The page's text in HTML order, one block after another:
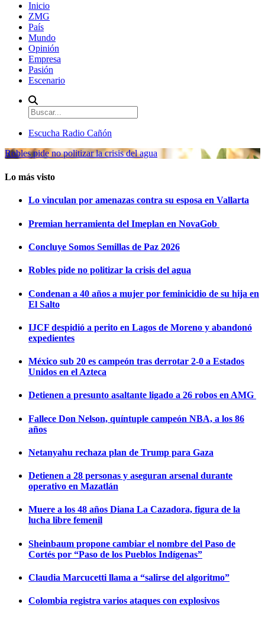
Inicio
ZMG
País
Mundo
Opinión
Empresa
Pasión
Escenario
Escucha Radio Cañón
Robles pide no politizar la crisis del agua
Lo más visto
Lo vinculan por amenazas contra su esposa en Vallarta
Premian herramienta del Imeplan en NovaGob
Concluye Somos Semillas de Paz 2026
Robles pide no politizar la crisis del agua
Condenan a 40 años a mujer por feminicidio de su hija en
El Salto
IJCF despidió a perito en Lagos de Moreno y abandonó
expedientes
México sub 20 es campeón tras derrotar 2-0 a Estados
Unidos en el Azteca
Detienen a presunto asaltante ligado a 26 robos en AMG
Fallece Don Nelson, quíntuple campeón NBA, a los 86
años
Netanyahu rechaza plan de Trump para Gaza
Detienen a 28 personas y aseguran arsenal durante
operativo en Mazatlán
Muere a los 48 años Diana La Cazadora, figura de la
lucha libre femenil
Sheinbaum propone cambiar el nombre del Paso de
Cortés por “Paso de los Pueblos Indígenas”
Claudia Marcucetti llama a “salirse del algoritmo”
Colombia registra varios ataques con explosivos